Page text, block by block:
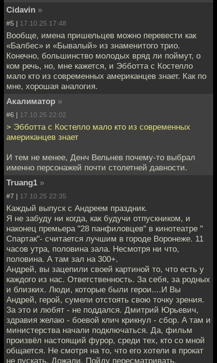
Cidavin »
#5 | 17.10.25 17:48
Вообще, имена пришельцев можно перевести как
«Балбес» и «Бывалый» из знаменитого трио.
Конечно, большинство молодых вряд ли поймут, о
ком речь, но, мне кажется, и Эбботта с Костелло
мало кто из современных американцев знает. Как по
мне, хорошая аналогия.
Акалиматор »
#6 | 17.10.25 22:02
> Эбботта с Костелло мало кто из современных
американцев знает
И тем не менее, Денч Вельнев почему-то выбрал
именно персонажей почти столетней давности.
Truang1 »
#7 | 17.10.25 22:35
Каждый выпуск с Андреем праздник.
Я не забуду ни когда, как будучи отпускником, и
наконец премьера "28 панфиловцев" в кинотеатре "
Спартак"- считается лучшим в городе Воронеже. 11
часов утра, половина зала. Несмотря ни что,
половина. А там зал на 300+.
Андрей, вы зацепили своей картиной то, что есть у
каждого из нас. Ответственность. За себя, за родных
и близких. Люди, которые были герои....И Вы
Андрей, герой, сумели отстоять свою точку зрения.
За это и любят - не поддался. Дмитрий Юрьевич,
здравия желаю - боевой клич крикнул - сбор. А там и
министерства начали подключаться. Да, фильм
произвёл настоящий фурор, среди тех, кто со мной
общается. Не смотря на то, что его хотели в прокат
не пускать. Дожали. Пойду пересматривать.